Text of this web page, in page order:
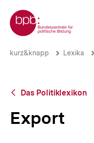
zum
Seiteninhalt
springen
Zur Startseite der bpb
Export
kurz&knapp Lexika
Zurück
Übersicht
Das Politiklexikon
Export